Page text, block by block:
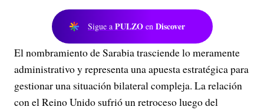
Sigue a PULZO en Discover
El nombramiento de Sarabia trasciende lo meramente
administrativo y representa una apuesta estratégica para
gestionar una situación bilateral compleja. La relación
con el Reino Unido sufrió un retroceso luego del